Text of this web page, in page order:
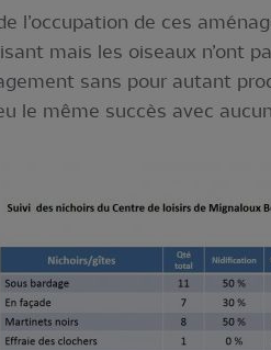
l’occupation de ces
mais les oiseaux n’ont
sans pour autant
le même succès avec